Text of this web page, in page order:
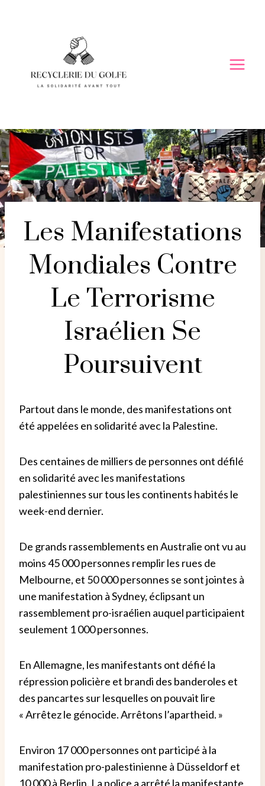
Les Manifestations
Mondiales Contre
Le Terrorisme
Israélien Se
Poursuivent
Partout dans le monde, des manifestations ont
été appelées en solidarité avec la Palestine.
Des centaines de milliers de personnes ont défilé
en solidarité avec les manifestations
palestiniennes sur tous les continents habités le
week-end dernier.
De grands rassemblements en Australie ont vu au
moins 45 000 personnes remplir les rues de
Melbourne, et 50 000 personnes se sont jointes à
une manifestation à Sydney, éclipsant un
rassemblement pro-israélien auquel participaient
seulement 1 000 personnes.
En Allemagne, les manifestants ont défié la
répression policière et brandi des banderoles et
des pancartes sur lesquelles on pouvait lire
« Arrêtez le génocide. Arrêtons l’apartheid. »
Environ 17 000 personnes ont participé à la
manifestation pro-palestinienne à Düsseldorf et
10 000 à Berlin. La police a arrêté la manifestante